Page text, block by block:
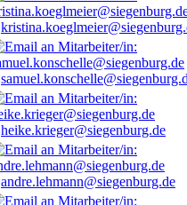
heike.krieger@siegenburg.de
andre.lehmann@siegenburg.de